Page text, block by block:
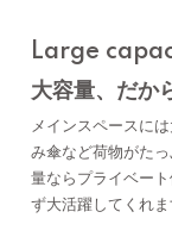
Large
大容量、だか
メインスペースに
み傘など荷物がた
量ならプライベー
ず大活躍してくれま